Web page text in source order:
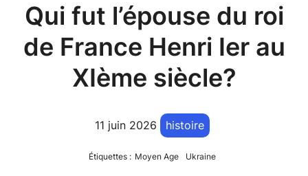
Qui fut l’épouse du roi
de France Henri Ier au
XIème siècle?
11 juin 2026 histoire
Étiquettes : Moyen Age Ukraine